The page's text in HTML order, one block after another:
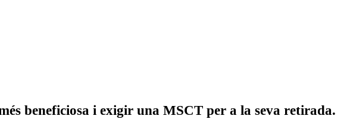
beneficiosa i exigir una MSCT per a la seva retirada.